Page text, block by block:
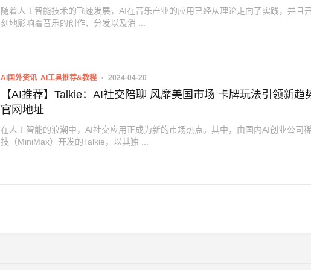
随着人工智能技术的飞速发展，AI在音乐产业的应用已经从理论走向了实践，并且
刻地影响着音乐的创作、分发以及消 ...
AI国外资讯 AI工具推荐&教程 2024-04-20
【AI推荐】Talkie：AI社交陪聊 风靡美国市场 卡牌玩法引领新趋
官网地址
在人工智能的浪潮中，AI社交应用正成为新的市场热点。其中，由国内AI创业公司
技（MiniMax）开发的Talkie，以其独 ...